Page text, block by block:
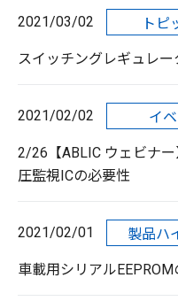
2021/03/02 トピ
スイッチングレギュレー
2021/02/02 イ
2/26【ABLIC ウェビナ
圧監視ICの必要性
2021/02/01 製品ハ
車載用シリアル